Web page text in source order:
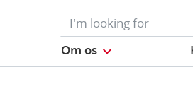
Om os